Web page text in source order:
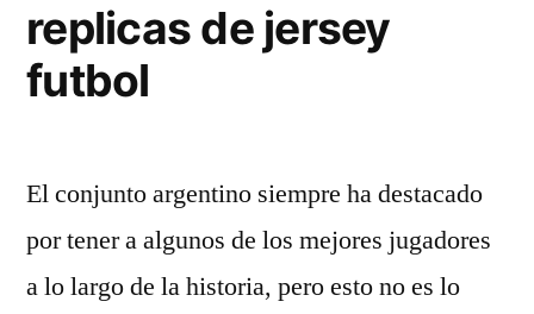
replicas de jersey
futbol
El conjunto argentino siempre ha destacado
por tener a algunos de los mejores jugadores
a lo largo de la historia, pero esto no es lo